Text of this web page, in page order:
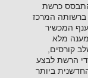
כרשת
ברשותה המרכז
המכשיר
מענה מלא
קורסים,
הרשת לבצע
ביותר